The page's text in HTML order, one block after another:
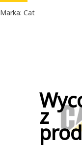
Marka: Cat
z